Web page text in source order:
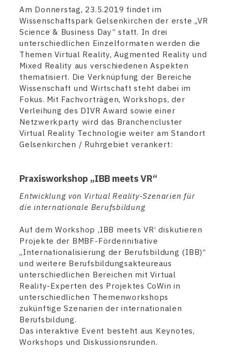
Am Donnerstag, 23.5.2019 findet im
Wissenschaftspark Gelsenkirchen der erste „VR
Science & Business Day” statt. In drei
unterschiedlichen Einzelformaten werden die
Themen Virtual Reality, Augmented Reality und
Mixed Reality aus verschiedenen Aspekten
thematisiert. Die Verknüpfung der Bereiche
Wissenschaft und Wirtschaft steht dabei im
Fokus. Mit Fachvorträgen, Workshops, der
Verleihung des DIVR Award sowie einer
Netzwerkparty wird das Branchencluster
Virtual Reality Technologie weiter am Standort
Gelsenkirchen / Ruhrgebiet verankert:
Praxisworkshop „IBB meets VR“
Entwicklung von Virtual Reality-Szenarien für
die internationale Berufsbildung
Auf dem Workshop ‚IBB meets VR‘ diskutieren
Projekte der BMBF-Förderinitiative
„Internationalisierung der Berufsbildung (IBB)“
und weitere Berufsbildungsakteureaus
unterschiedlichen Bereichen mit Virtual
Reality-Experten des Projektes CoWin in
unterschiedlichen Themenworkshops
zukünftige Szenarien der internationalen
Berufsbildung.
Das interaktive Event besteht aus Keynotes,
Workshops und Diskussionsrunden.